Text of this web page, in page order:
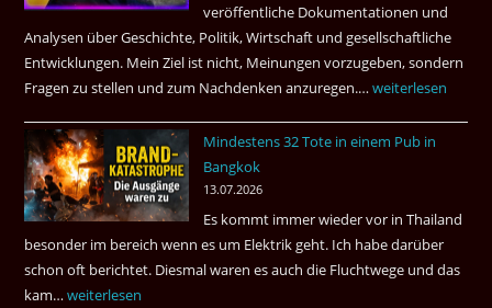
dazu.
veröffentliche Dokumentationen und
Analysen über Geschichte, Politik, Wirtschaft und gesellschaftliche
Entwicklungen. Mein Ziel ist nicht, Meinungen vorzugeben, sondern
Fragen zu stellen und zum Nachdenken anzuregen.…Russland
Was
können?
|
Helmut
weiterlesen
Mindestens 32 Tote in einem Pub in
Bangkok
13.07.2026
Es kommt immer wieder vor in Thailand
besonder im bereich wenn es um Elektrik geht. Ich habe darüber
schon oft berichtet. Diesmal waren es auch die Fluchtwege und das
kam…Mindestens
weiterlesen